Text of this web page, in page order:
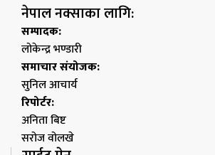
नेपाल नक्साका लागि:
सम्पादक:
लोकेन्द्र भण्डारी
समाचार संयोजक:
सुनिल आचार्य
रिपोर्टर:
अनिता बिष्ट
सरोज वोलखे